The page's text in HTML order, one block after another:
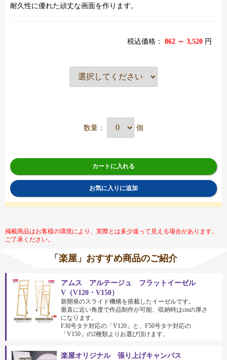
耐久性に優れた頑丈な画面を作ります。
税込価格： 862 ～ 3,520 円
数量： 個
カートに入れる
お気に入りに追加
掲載商品はお客様の環境により、実際とは多少違って見える場合があります。
ご了承ください。
「楽屋」おすすめ商品のご紹介
アムス アルテージュ フラットイーゼル
V（V120・V150）
新開発のスライド機構を搭載したイーゼルです。
垂直に近い角度で作品制作が可能、収納時はcmの厚さ
になります。
F30号タテ対応の「V120」と、F50号タテ対応の
「V150」の2種類よりお選び頂けます。
楽屋オリジナル 張り上げキャンバス